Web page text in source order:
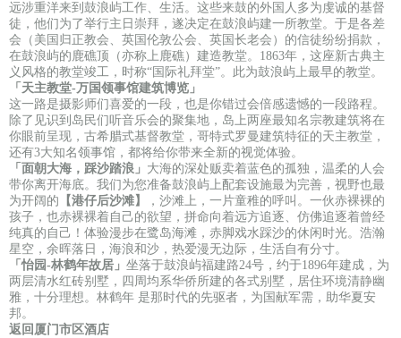
远涉重洋来到鼓浪屿工作、生活。这些来鼓的外国人多为虔诚的基督
徒，他们为了举行主日崇拜，遂决定在鼓浪屿建一所教堂。于是各差
会（美国归正教会、英国伦敦公会、英国长老会）的信徒纷纷捐款，
在鼓浪屿的鹿礁顶（亦称上鹿礁）建造教堂。1863年，这座新古典主
义风格的教堂竣工，时称“国际礼拜堂”。此为鼓浪屿上最早的教堂。
「天主教堂-万国领事馆建筑博览」
这一路是摄影师们喜爱的一段，也是你错过会倍感遗憾的一段路程。
除了见识到岛民们听音乐会的聚集地，岛上两座最知名宗教建筑将在
你眼前呈现，古希腊式基督教堂，哥特式罗曼建筑特征的天主教堂，
还有3大知名领事馆，都将给你带来全新的视觉体验。
「面朝大海，踩沙踏浪」 大海的深处贩卖着蓝色的孤独，温柔的人会
带你离开海底。我们为您准备鼓浪屿上配套设施最为完善，视野也最
为开阔的 【港仔后沙滩】
，沙滩上，一片童稚的呼叫。一伙赤裸裸的
孩子，也赤裸裸着自己的欲望，拼命向着远方追逐、仿佛追逐着曾经
纯真的自己！体验漫步在鹭岛海滩，赤脚戏水踩沙的休闲时光。浩瀚
星空，余晖落日，海浪和沙，热爱漫无边际，生活自有分寸。
「怡园-林鹤年故居」 坐落于鼓浪屿福建路24号，约于1896年建成，为
两层清水红砖别墅，四周均系华侨所建的各式别墅，居住环境清静幽
雅，十分理想。林鹤年 是那时代的先驱者，为国献军需，助华夏安
邦。
返回厦门市区酒店